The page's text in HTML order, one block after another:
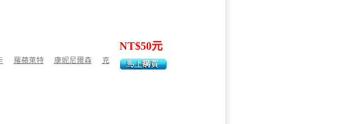
羅蘋萊特 康妮尼爾森
克
NT$50元